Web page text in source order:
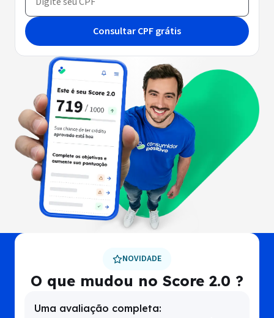
Consultar CPF grátis
NOVIDADE
O que mudou no Score 2.0 ?
Uma avaliação completa: